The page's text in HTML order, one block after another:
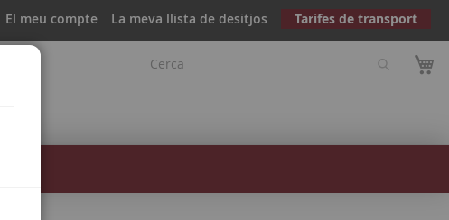
El meu compte La meva llista de desitjos Tarifes de transport